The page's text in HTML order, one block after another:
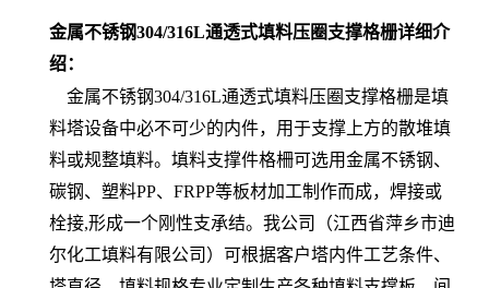
金属不锈钢304/316L通透式填料压圈支撑格栅详细介
绍：
金属不锈钢304/316L通透式填料压圈支撑格栅是填
料塔设备中必不可少的内件，用于支撑上方的散堆填
料或规整填料。填料支撑件格柵可选用金属不锈钢、
碳钢、塑料PP、FRPP等板材加工制作而成，焊接或
栓接,形成一个刚性支承结。我公司（江西省萍乡市迪
尔化工填料有限公司）可根据客户塔内件工艺条件、